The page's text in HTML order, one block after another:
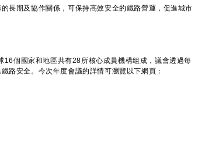
期及協作關係，可保持高效安全的鐵路營運，促進城市
個國家和地區共有28所核心成員機構组成，議會透過每
路安全。今次年度會議的詳情可瀏覽以下網頁：